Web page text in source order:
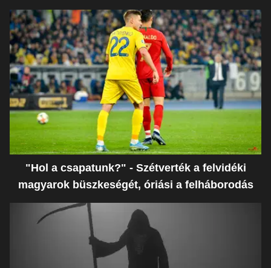
"Hol a csapatunk?" - Szétverték a felvidéki
magyarok büszkeségét, óriási a felháborodás